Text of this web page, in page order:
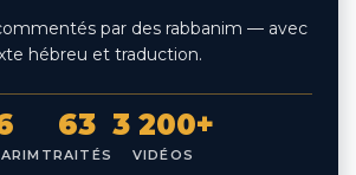
par des rabbanim — avec
hébreu et traduction.
63
TRAITÉS
3 200+
VIDÉOS